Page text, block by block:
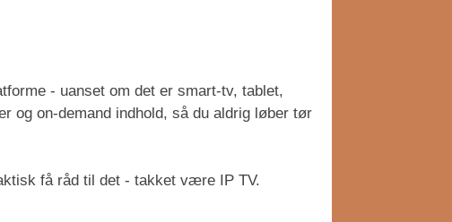
- uanset om det er smart-tv, tablet,
og on-demand indhold, så du aldrig løber tør
få råd til det - takket være IP TV.